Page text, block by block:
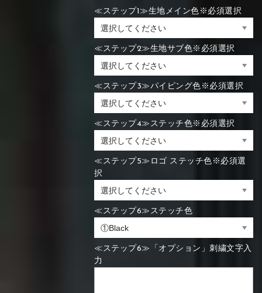
≪ステップ1≫生地メイン色※必須選択
≪ステップ2≫生地サブ色※必須選択
≪ステップ3≫パイピング色※必須選択
≪ステップ4≫ステッチ色※必須選択
≪ステップ5≫ロゴ ステッチ色※必須選
択
≪ステップ6≫ステッチ色
≪ステップ6≫「オプション」刺繍文字入
力